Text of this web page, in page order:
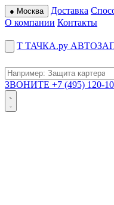
● Москва Доставка
О компании Контакты
Т ТАЧКА.ру
ЗВОНИТЕ +7 (495) 120-